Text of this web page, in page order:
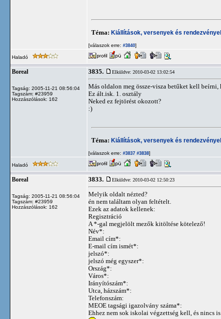
Téma: Kiállítások, versenyek és
[válaszok erre: #3840]
Haladó
Boreal
Tagság: 2005-11-21 08:56:04
Tagszám: #23959
Hozzászólások: 162
3835. Elküldve: 2010-03-02 13:02:54
Más oldalon meg össze-visza betűket kell
Ez ált.isk. 1. osztály
Neked ez fejtörést okozott?
:)
Téma: Kiállítások, versenyek és
[válaszok erre: #3837 #3838]
Haladó
Boreal
Tagság: 2005-11-21 08:56:04
Tagszám: #23959
Hozzászólások: 162
3833. Elküldve: 2010-03-02 12:50:23
Melyik oldalt nézted?
én nem találtam olyan feltételt.
Ezek az adatok kellenek:
Regisztráció
A *-gal megjelölt mezők kitöltése kötelező!
Név*:
Email cím*:
E-mail cím ismét*:
jelszó*:
jelszó még egyszer*:
Ország*:
Város*:
Irányítószám*:
Utca, házszám*:
Telefonszám:
MEOE tagsági igazolvány száma*:
Ehhez nem sok iskolai végzettség kell, és nincs